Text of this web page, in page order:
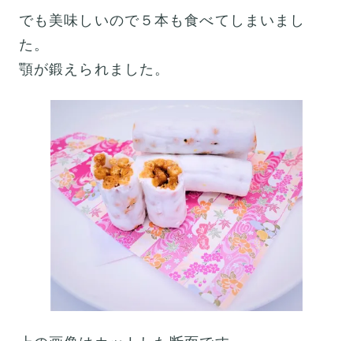
でも美味しいので５本も食べてしまいまし
た。
顎が鍛えられました。